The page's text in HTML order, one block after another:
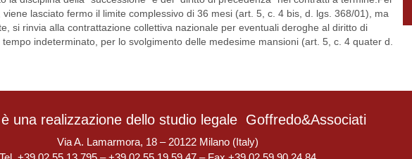
lasciato fermo il limite complessivo di 36 mesi (art. 5, c. 4 bis, d. lgs. 368/01), ma
si rinvia alla contrattazione collettiva nazionale per eventuali deroghe al diritto di
indeterminato, per lo svolgimento delle medesime mansioni (art. 5, c. 4 quater d.
una realizzazione dello studio legale Goffredo&Associati
Via A. Lamarmora, 18 – 20122 Milano (Italy)